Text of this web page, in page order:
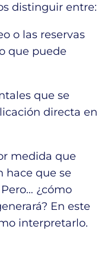
distinguir entre:
o las reservas
que puede
que se
directa en
medida que
hace que se
¿cómo
En este
interpretarlo.